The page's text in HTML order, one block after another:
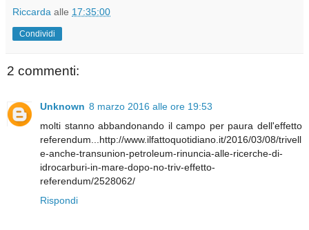
Riccarda alle 17:35:00
Condividi
2 commenti:
Unknown 8 marzo 2016 alle ore 19:53
molti stanno abbandonando il campo per paura dell'effetto
referendum...http://www.ilfattoquotidiano.it/2016/03/08/trivell
e-anche-transunion-petroleum-rinuncia-alle-ricerche-di-
idrocarburi-in-mare-dopo-no-triv-effetto-
referendum/2528062/
Rispondi